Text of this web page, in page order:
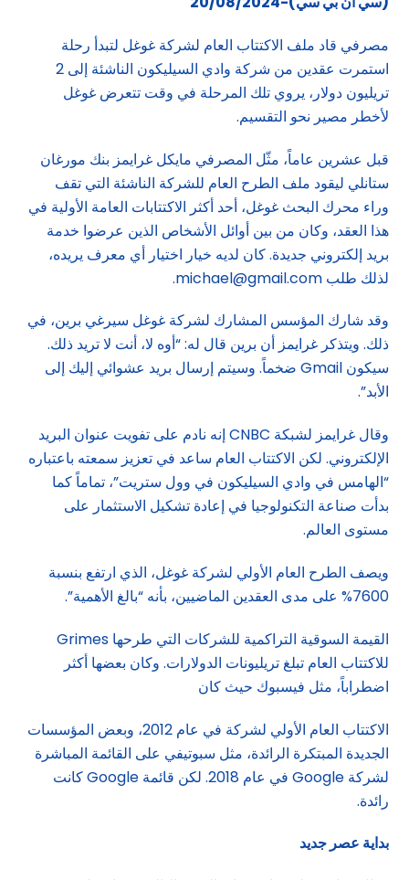
مصرفي قاد ملف الاكتتاب العام لشركة غوغل لتبدأ رحلة
استمرت عقدين من شركة وادي السيليكون الناشئة إلى 2
تريليون دولار، يروي تلك المرحلة في وقت تتعرض غوغل
لأخطر مصير نحو التقسيم.
قبل عشرين عاماً، مثّل المصرفي مايكل غرايمز بنك مورغان
ستانلي ليقود ملف الطرح العام للشركة الناشئة التي تقف
وراء محرك البحث غوغل، أحد أكثر الاكتتابات العامة الأولية في
هذا العقد، وكان من بين أوائل الأشخاص الذين عرضوا خدمة
بريد إلكتروني جديدة. كان لديه خيار اختيار أي معرف يريده،
لذلك طلبmichael@gmail.com
.
وقد شارك المؤسس المشارك لشركة غوغل سيرغي برين، في
ذلك. ويتذكر غرايمز أن برين قال له: “أوه لا، أنت لا تريد ذلك.
سيكون Gmail ضخماً. وسيتم إرسال بريد عشوائي إليك إلى
الأبد”.
وقال غرايمز لشبكة CNBC إنه نادم على تفويت عنوان البريد
الإلكتروني. لكن الاكتتاب العام ساعد في تعزيز سمعته باعتباره
“الهامس في وادي السيليكون في وول ستريت”، تماماً كما
بدأت صناعة التكنولوجيا في إعادة تشكيل الاستثمار على
مستوى العالم.
ويصف الطرح العام الأولي لشركة غوغل، الذي ارتفع بنسبة
7600% على مدى العقدين الماضيين، بأنه “بالغ الأهمية”.
القيمة السوقية التراكمية للشركات التي طرحها Grimes
للاكتتاب العام تبلغ تريليونات الدولارات. وكان بعضها أكثر
اضطراباً، مثل فيسبوك حيث كان
الاكتتاب العام الأولي لشركة في عام 2012، وبعض المؤسسات
الجديدة المبتكرة الرائدة، مثل سبوتيفي على القائمة المباشرة
لشركة Google في عام 2018. لكن قائمة Google كانت
رائدة.
بداية عصر جديد